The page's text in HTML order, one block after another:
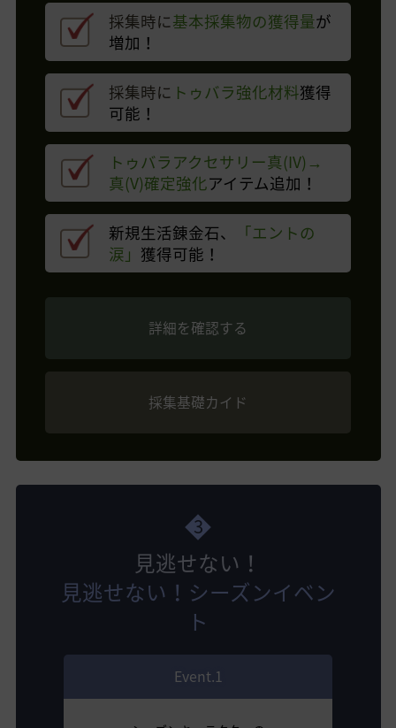
採集時に基本採集物の獲得量が
増加！
採集時に トゥバラ強化材料獲得
可能！
トゥバラアクセサリー真(IV)→
真(V)確定強化アイテム追加！
新規生活錬金石、
「エントの
涙」 獲得可能！
詳細を確認する
採集基礎カイド
3
見逃せない！
見逃せない！シーズンイベン
ト
Event.1